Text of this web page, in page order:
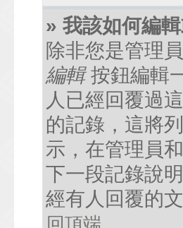
» 我該如何編
除非您是管理
編輯按鈕編輯
人已經回覆過
的記錄，這將
示，在管理員
下一段記錄說
經有人回覆的文
回頂端